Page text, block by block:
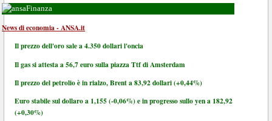
Finanza
News di economia - ANSA.it
Il prezzo dell'oro sale a 4.350 dollari l'oncia
Il gas si attesta a 56,7 euro sulla piazza Ttf di Amsterdam
Il prezzo del petrolio è in rialzo, Brent a 83,92 dollari (+0,44%)
Euro stabile sul dollaro a 1,155 (-0,06%) e in progresso sullo yen a 182,92
(+0,30%)